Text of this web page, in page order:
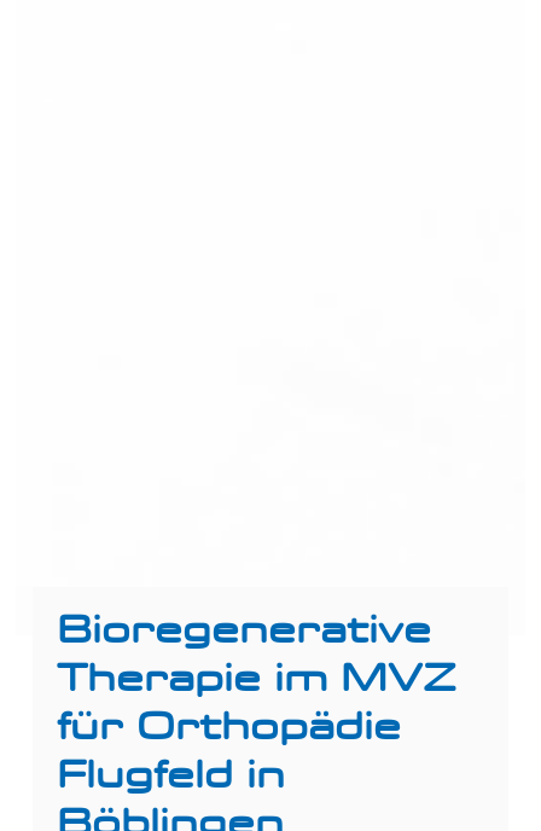
Bioregenerative
Therapie im MVZ
für Orthopädie
Flugfeld in